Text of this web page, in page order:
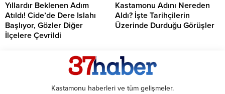
Yıllardır Beklenen Adım
Atıldı! Cide’de Dere Islahı
Başlıyor, Gözler Diğer
İlçelere Çevrildi
Kastamonu Adını Nereden
Aldı? İşte Tarihçilerin
Üzerinde Durduğu Görüşler
Kastamonu haberleri ve tüm gelişmeler.